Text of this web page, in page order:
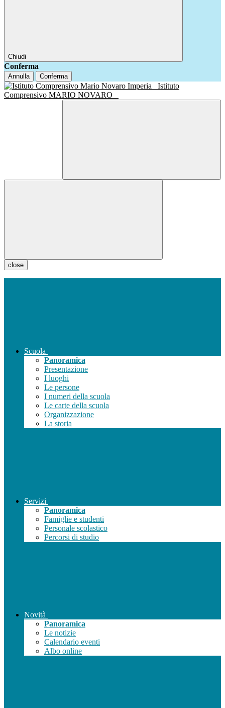
Chiudi
Conferma
Annulla Conferma
Istituto
Comprensivo MARIO NOVARO
close
Scuola
Panoramica
Presentazione
I luoghi
Le persone
I numeri della scuola
Le carte della scuola
Organizzazione
La storia
Servizi
Panoramica
Famiglie e studenti
Personale scolastico
Percorsi di studio
Novità
Panoramica
Le notizie
Calendario eventi
Albo online